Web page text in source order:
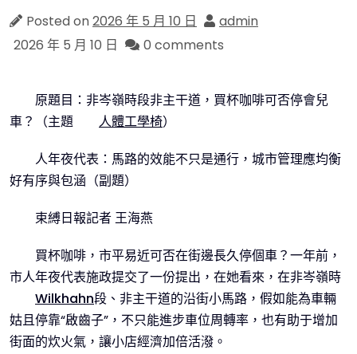
Posted on2026 年 5 月 10 日
admin
2026 年 5 月 10 日
0 comments
原題目：非岑嶺時段非主干道，買杯咖啡可否停會兒
車？（主題
人體工學椅）
人年夜代表：馬路的效能不只是通行，城市管理應均衡
好有序與包涵（副題）
束縛日報記者 王海燕
買杯咖啡，市平易近可否在街邊長久停個車？一年前，
市人年夜代表施政提交了一份提出，在她看來，在非岑嶺時
Wilkhahn段、非主干道的沿街小馬路，假如能為車輛
姑且停靠“啟齒子”，不只能進步車位周轉率，也有助于增加
街面的炊火氣，讓小店經濟加倍活潑。